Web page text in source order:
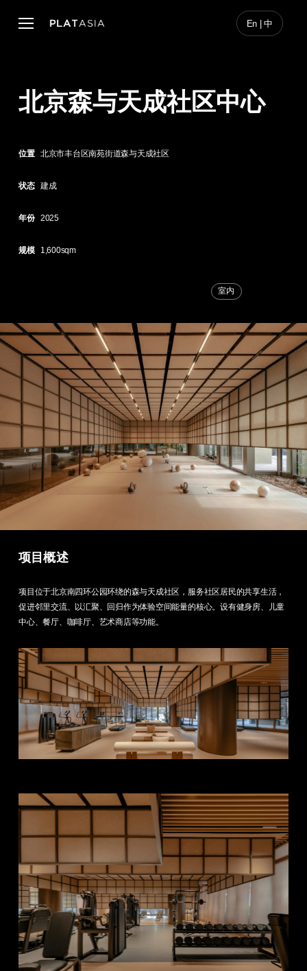
Menu En | 中
北京森与天成社区中心
位置 北京市丰台区南苑街道森与天成社区
状态 建成
年份 2025
规模 1,600sqm
室内
项目概述
项目位于北京南四环公园环绕的森与天成社区，服务社区居民的共享生活，
促进邻里交流、以汇聚、回归作为体验空间能量的核心。设有健身房、儿童
中心、餐厅、咖啡厅、艺术商店等功能。